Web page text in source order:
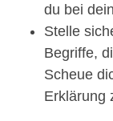
du bei
Stelle
Begriffe,
Scheue
Erklärung